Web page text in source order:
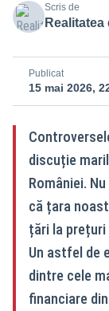
Scris de
Publicat
15 mai 2026,
discuție
României.
că țara
țări la prețuri
Un astfel de
dintre cele
financiare